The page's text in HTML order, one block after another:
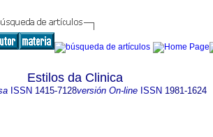
Estilos da Clinica
ISSN 1415-7128versión On-lineISSN 1981-1624